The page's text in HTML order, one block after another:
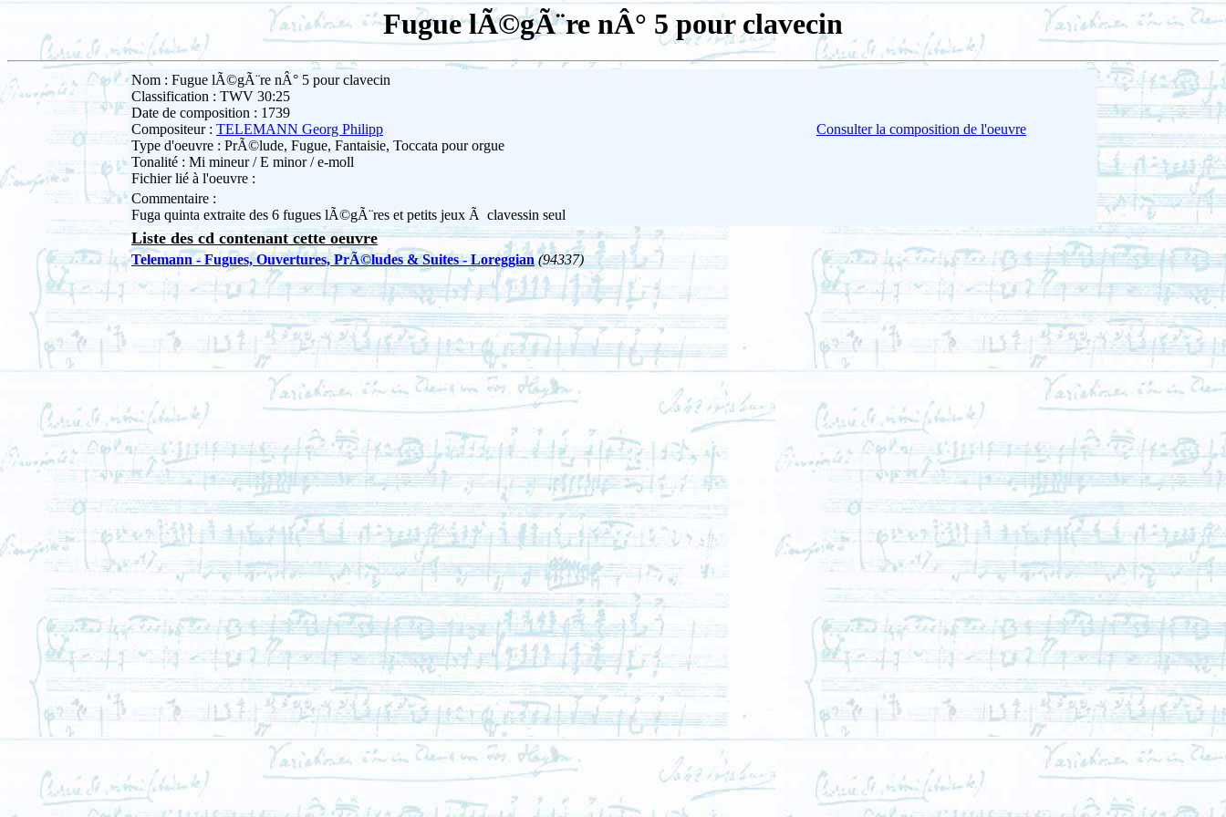
Fugue lÃ©gÃ¨re nÂ° 5 pour clavecin
Nom : Fugue lÃ©gÃ¨re nÂ° 5 pour clavecin
Classification : TWV 30:25
Date de composition : 1739
Compositeur : TELEMANN Georg Philipp
Type d'oeuvre : PrÃ©lude, Fugue, Fantaisie, Toccata pour orgue
Tonalité : Mi mineur / E minor / e-moll
Fichier lié à l'oeuvre :
Consulter la composition de l'oeuvre
Commentaire :
Fuga quinta extraite des 6 fugues lÃ©gÃ¨res et petits jeux Ã clavessin seul
Liste des cd contenant cette oeuvre
Telemann - Fugues, Ouvertures, PrÃ©ludes & Suites - Loreggian (94337)